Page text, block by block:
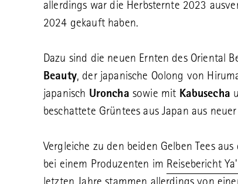
allerdings war die Herbsternte 2023
2024 gekauft haben.
Dazu sind die neuen Ernten des Oriental
Beauty, der japanische Oolong von
japanisch Uroncha sowie mit Kabusecha
beschattete Grüntees aus Japan aus
Vergleiche zu den beiden Gelben Tees
bei einem Produzenten im Reisebericht